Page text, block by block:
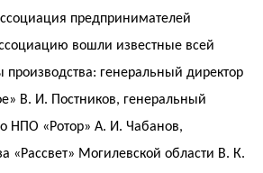
предпринимателей
вошли известные всей
производства: генеральный директор
В. И. Постников, генеральный
НПО «Ротор» А. И. Чабанов,
«Рассвет» Могилевской области В. К.